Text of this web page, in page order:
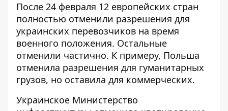
После 24 февраля 12 европейских стран
полностью отменили разрешения для
украинских перевозчиков на время
военного положения. Остальные
отменили частично. К примеру, Польша
отменила разрешения для гуманитарных
грузов, но оставила для коммерческих.
Украинское Министерство